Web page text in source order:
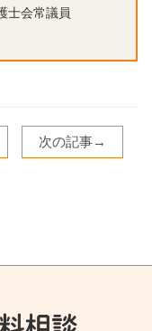
士会常議員
次の記事→